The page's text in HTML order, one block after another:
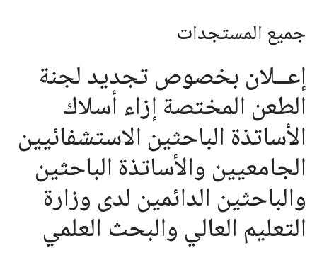
جميع المستجدات
إعــلان بخصوص تجديد لجنة
الطعن المختصة إزاء أسلاك
الأساتذة الباحثين الاستشفائيين
الجامعيين والأساتذة الباحثين
والباحثين الدائمين لدى وزارة
التعليم العالي والبحث العلمي